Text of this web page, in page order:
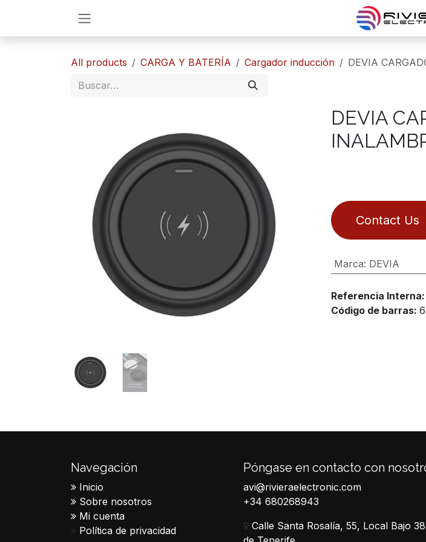
All products CARGA Y BATERÍA ​​Cargador inducción DEVIA
DEVIA
Contact Us
Marca: DEVIA
Referencia Interna:
Código de barras:
Navegación
Inicio
Sobre nosotros
Mi cuenta
Política de privacidad
Póngase en contacto con
avi@rivieraelectronic.com
+34 680268943
Calle Santa Rosalía, 55, Local Bajo